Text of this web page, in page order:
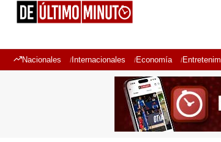
Nacionales Internacionales Economía